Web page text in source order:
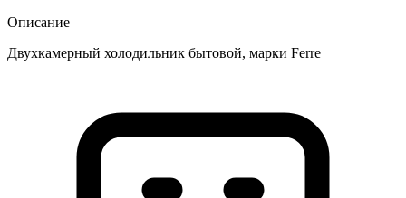
Описание
Двухкамерный холодильник бытовой, марки Ferre